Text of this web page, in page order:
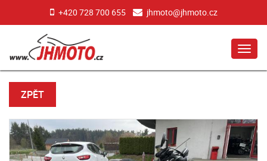
+420 728 700 655 jhmoto@jhmoto.cz
ZPĚT